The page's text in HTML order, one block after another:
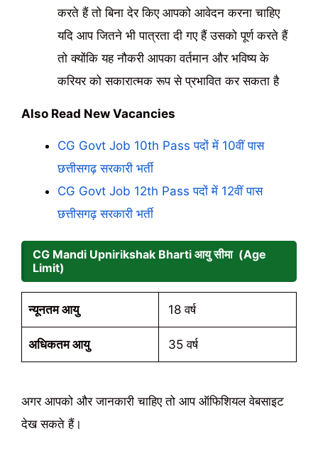
करते हैं तो बिना देर किए आपको आवेदन करना चाहिए
यदि आप जितने भी पात्रता दी गए हैं उसको पूर्ण करते हैं
तो क्योंकि यह नौकरी आपका वर्तमान और भविष्य के
करियर को सकारात्मक रूप से प्रभावित कर सकता है
Also Read New Vacancies
CG Govt Job 10th Pass पदों में 10वीं पास
छत्तीसगढ़ सरकारी भर्ती
CG Govt Job 12th Pass पदों में 12वीं पास
छत्तीसगढ़ सरकारी भर्ती
CG Mandi Upnirikshak Bharti आयु सीमा (Age
Limit)
न्यूनतम आयु 18 वर्ष
अधिकतम आयु 35 वर्ष
अगर आपको और जानकारी चाहिए तो आप ऑफिशियल वेबसाइट
देख सकते हैं।